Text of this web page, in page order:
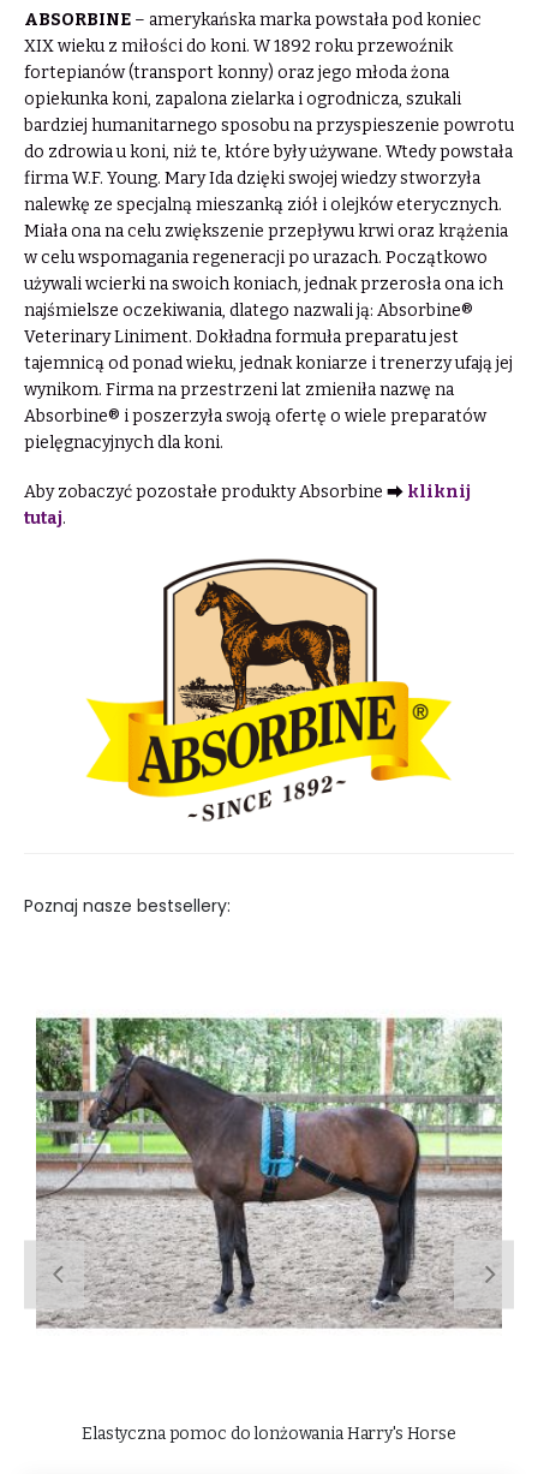
ABSORBINE – amerykańska marka powstała pod koniec
XIX wieku z miłości do koni. W 1892 roku przewoźnik
fortepianów (transport konny) oraz jego młoda żona
opiekunka koni, zapalona zielarka i ogrodnicza, szukali
bardziej humanitarnego sposobu na przyspieszenie powrotu
do zdrowia u koni, niż te, które były używane. Wtedy powstała
firma W.F. Young. Mary Ida dzięki swojej wiedzy stworzyła
nalewkę ze specjalną mieszanką ziół i olejków eterycznych.
Miała ona na celu zwiększenie przepływu krwi oraz krążenia
w celu wspomagania regeneracji po urazach. Początkowo
używali wcierki na swoich koniach, jednak przerosła ona ich
najśmielsze oczekiwania, dlatego nazwali ją: Absorbine®
Veterinary Liniment. Dokładna formuła preparatu jest
tajemnicą od ponad wieku, jednak koniarze i trenerzy ufają jej
wynikom. Firma na przestrzeni lat zmieniła nazwę na
Absorbine® i poszerzyła swoją ofertę o wiele preparatów
pielęgnacyjnych dla koni.
Aby zobaczyć pozostałe produkty Absorbine ⮕ kliknij
tutaj.
Poznaj nasze bestsellery:
Elastyczna pomoc do lonżowania Harry's Horse